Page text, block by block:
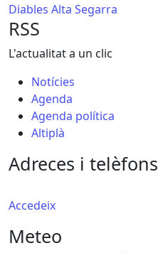
Diables Alta Segarra
RSS
L'actualitat a un clic
Notícies
Agenda
Agenda política
Altiplà
Adreces i telèfons
Accedeix
Meteo